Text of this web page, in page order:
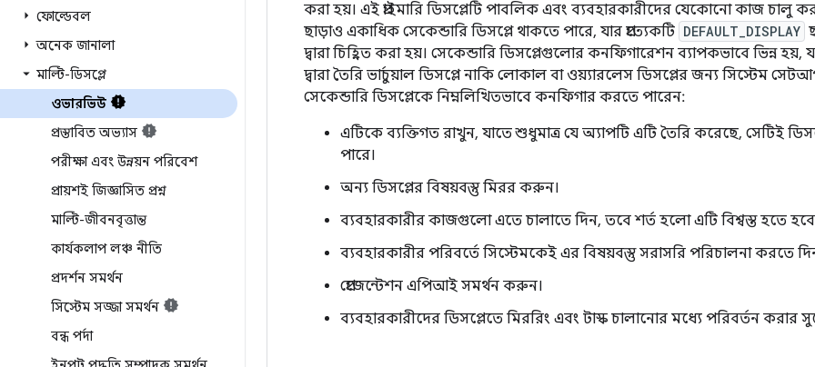
ফোল্ডেবল
অনেক জানালা
মাল্টি-ডিসপ্লে
ওভারভিউ
প্রস্তাবিত অভ্যাস
পরীক্ষা এবং উন্নয়ন পরিবেশ
প্রায়শই জিজ্ঞাসিত প্রশ্ন
মাল্টি-জীবনবৃত্তান্ত
কার্যকলাপ লঞ্চ নীতি
প্রদর্শন সমর্থন
সিস্টেম সজ্জা সমর্থন
বন্ধ পর্দা
করা হয়। এই প্রাইমারি ডিসপ্লেটি পাবলিক এবং ব্যবহারকারীদের যেকোনো কাজ চালু
ছাড়াও একাধিক সেকেন্ডারি ডিসপ্লে থাকতে পারে, যার প্রত্যেকটি DEFAULT_DISPLAY
দ্বারা চিহ্নিত করা হয়। সেকেন্ডারি ডিসপ্লেগুলোর কনফিগারেশন ব্যাপকভাবে ভিন্ন হয়,
দ্বারা তৈরি ভার্চুয়াল ডিসপ্লে নাকি লোকাল বা ওয়্যারলেস ডিসপ্লের জন্য সিস্টেম
সেকেন্ডারি ডিসপ্লেকে নিম্নলিখিতভাবে কনফিগার করতে পারেন:
এটিকে ব্যক্তিগত রাখুন, যাতে শুধুমাত্র যে অ্যাপটি এটি তৈরি করেছে, সেটিই
পারে।
অন্য ডিসপ্লের বিষয়বস্তু মিরর করুন।
ব্যবহারকারীর কাজগুলো এতে চালাতে দিন, তবে শর্ত হলো এটি বিশ্বস্ত হতে
ব্যবহারকারীর পরিবর্তে সিস্টেমকেই এর বিষয়বস্তু সরাসরি পরিচালনা করতে
প্রেজেন্টেশন এপিআই সমর্থন করুন।
ব্যবহারকারীদের ডিসপ্লেতে মিররিং এবং টাস্ক চালানোর মধ্যে পরিবর্তন করার